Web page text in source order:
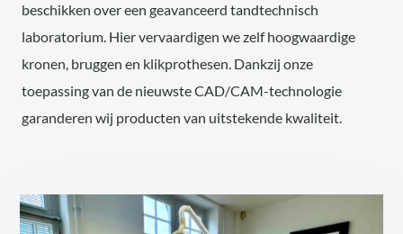
beschikken over een geavanceerd tandtechnisch
laboratorium. Hier vervaardigen we zelf hoogwaardige
kronen, bruggen en klikprothesen. Dankzij onze
toepassing van de nieuwste CAD/CAM-technologie
garanderen wij producten van uitstekende kwaliteit.